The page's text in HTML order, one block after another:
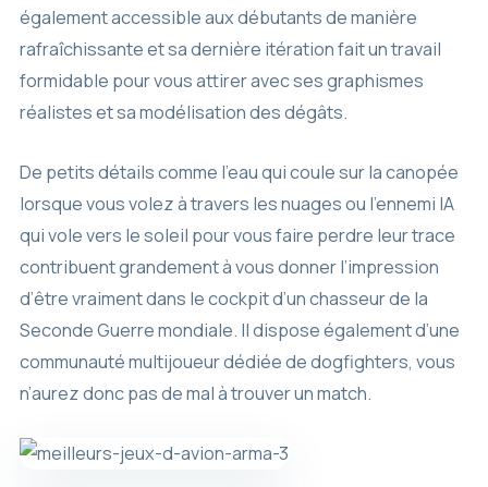
également accessible aux débutants de manière
rafraîchissante et sa dernière itération fait un travail
formidable pour vous attirer avec ses graphismes
réalistes et sa modélisation des dégâts.
De petits détails comme l’eau qui coule sur la canopée
lorsque vous volez à travers les nuages ​​ou l’ennemi IA
qui vole vers le soleil pour vous faire perdre leur trace
contribuent grandement à vous donner l’impression
d’être vraiment dans le cockpit d’un chasseur de la
Seconde Guerre mondiale. Il dispose également d’une
communauté multijoueur dédiée de dogfighters, vous
n’aurez donc pas de mal à trouver un match.